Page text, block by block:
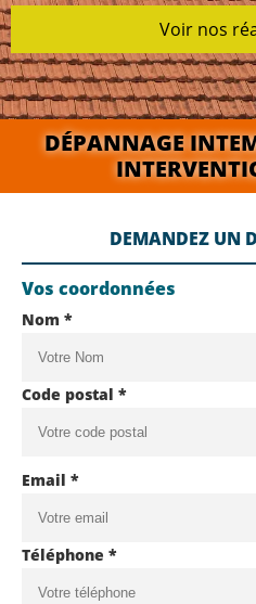
Voir nos
DÉPANNAGE
DEMANDEZ UN
Vos coordonnées
Nom *
Code postal *
Email *
Téléphone *